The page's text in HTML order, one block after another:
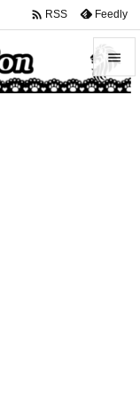


 RSS Feedly